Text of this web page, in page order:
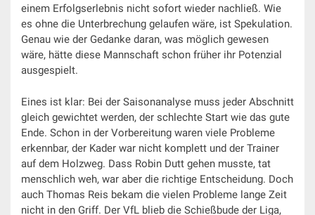
einem Erfolgserlebnis nicht sofort wieder nachließ. Wie
es ohne die Unterbrechung gelaufen wäre, ist Spekulation.
Genau wie der Gedanke daran, was möglich gewesen
wäre, hätte diese Mannschaft schon früher ihr Potenzial
ausgespielt.
Eines ist klar: Bei der Saisonanalyse muss jeder Abschnitt
gleich gewichtet werden, der schlechte Start wie das gute
Ende. Schon in der Vorbereitung waren viele Probleme
erkennbar, der Kader war nicht komplett und der Trainer
auf dem Holzweg. Dass Robin Dutt gehen musste, tat
menschlich weh, war aber die richtige Entscheidung. Doch
auch Thomas Reis bekam die vielen Probleme lange Zeit
nicht in den Griff. Der VfL blieb die Schießbude der Liga,